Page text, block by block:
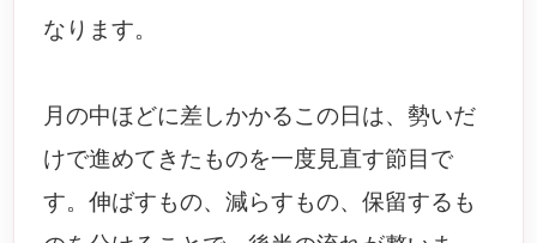
なります。
月の中ほどに差しかかるこの日は、勢いだ
けで進めてきたものを一度見直す節目で
す。伸ばすもの、減らすもの、保留するも